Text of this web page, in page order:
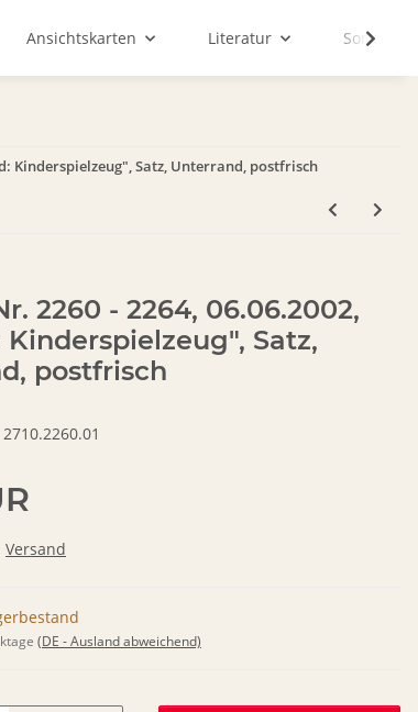
Ansichtskarten Literatur Sonstiges
Kinderspielzeug", Satz, Unterrand, postfrisch
2260 - 2264, 06.06.2002,
Satz,
postfrisch
2710.2260.01
Versand
(DE - Ausland abweichend)